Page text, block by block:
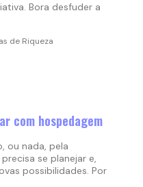
Bora desfuder a
de Riqueza
com hospedagem
ou nada, pela
se planejar e,
possibilidades. Por